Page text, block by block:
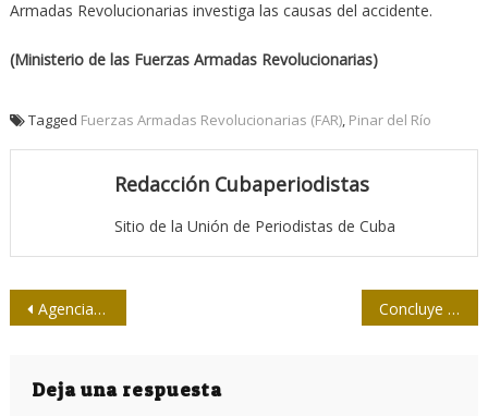
Armadas Revolucionarias investiga las causas del accidente.
(Ministerio de las Fuerzas Armadas Revolucionarias)
Tagged Fuerzas Armadas Revolucionarias (FAR), Pinar del Río
Redacción Cubaperiodistas
Sitio de la Unión de Periodistas de Cuba
Navegación
entradas
Agencia Prensa Latina reinaugura corresponsalía en Washington Concluye Jornada Red Cuba 2017 en la Universidad de Ciencias Informáticas
Deja una respuesta